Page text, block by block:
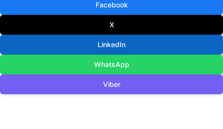
Facebook
X
LinkedIn
WhatsApp
Viber